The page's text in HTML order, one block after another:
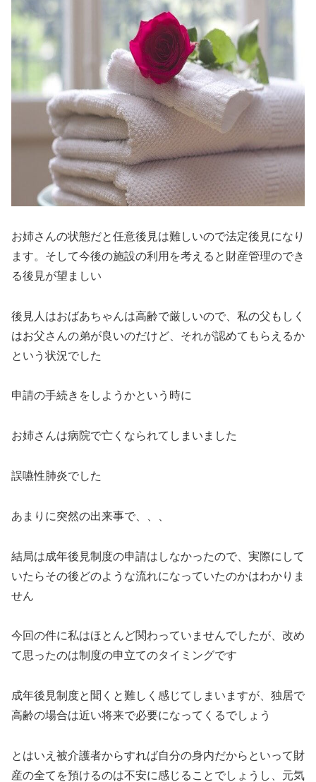
お姉さんの状態だと任意後見は難しいので法定後見になり
ます。そして今後の施設の利用を考えると財産管理のでき
る後見が望ましい
後見人はおばあちゃんは高齢で厳しいので、私の父もしく
はお父さんの弟が良いのだけど、それが認めてもらえるか
という状況でした
申請の手続きをしようかという時に
お姉さんは病院で亡くなられてしまいました
誤嚥性肺炎でした
あまりに突然の出来事で、、、
結局は成年後見制度の申請はしなかったので、実際にして
いたらその後どのような流れになっていたのかはわかりま
せん
今回の件に私はほとんど関わっていませんでしたが、改め
て思ったのは制度の申立てのタイミングです
成年後見制度と聞くと難しく感じてしまいますが、独居で
高齢の場合は近い将来で必要になってくるでしょう
とはいえ被介護者からすれば自分の身内だからといって財
産の全てを預けるのは不安に感じることでしょうし、元気